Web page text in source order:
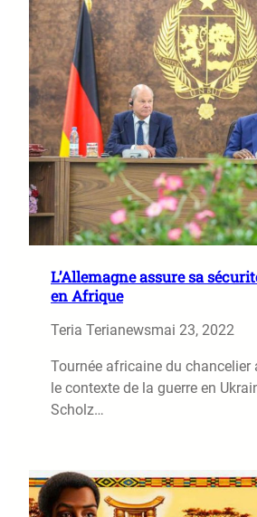
L’Allemagne assure sa
en Afrique
Teria Terianewsmai 23, 2022
Tournée africaine du chancelier
le contexte de la guerre en
Scholz…